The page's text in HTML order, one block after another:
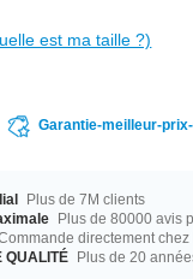
est ma taille ?)
Garantie-meilleur-
Plus de 7M clients
Plus de 80000 avis
directement
QUALITÉ Plus de 20